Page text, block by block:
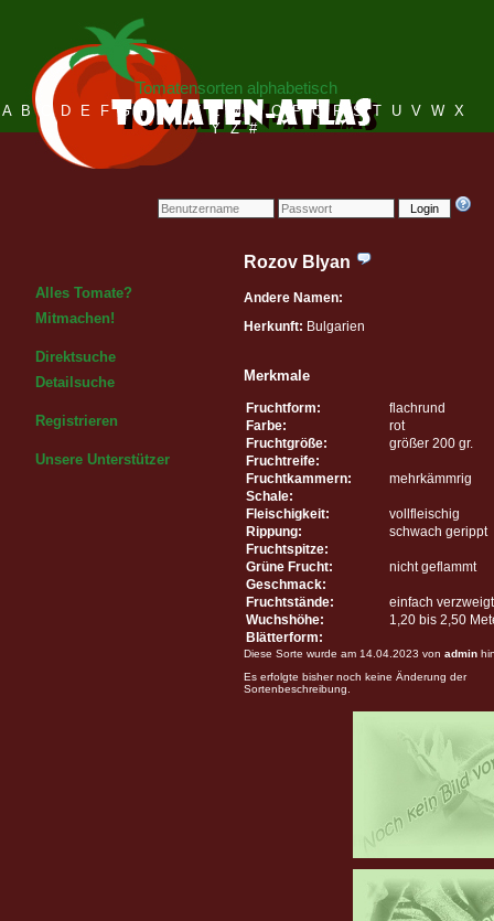
Login
Tomatensorten alphabetisch
A B C D E F G H I J K L M N O P Q R S T U V W X
Y Z #
Alles Tomate?
Mitmachen!
Direktsuche
Detailsuche
Registrieren
Unsere Unterstützer
Rozov Blyan
Andere Namen:
Herkunft: Bulgarien
Merkmale
Fruchtform:
flachrund
Farbe:
rot
Fruchtgröße:
größer 200 gr.
Fruchtreife:
Fruchtkammern:
mehrkämmrig
Schale:
Fleischigkeit:
vollfleischig
Rippung:
schwach gerippt
Fruchtspitze:
Grüne Frucht:
nicht geflammt
Geschmack:
Fruchtstände:
einfach verzweigt
Wuchshöhe:
1,20 bis 2,50
Blätterform:
Diese Sorte wurde am 14.04.2023 von admin
Es erfolgte bisher noch keine Änderung der
Sortenbeschreibung.